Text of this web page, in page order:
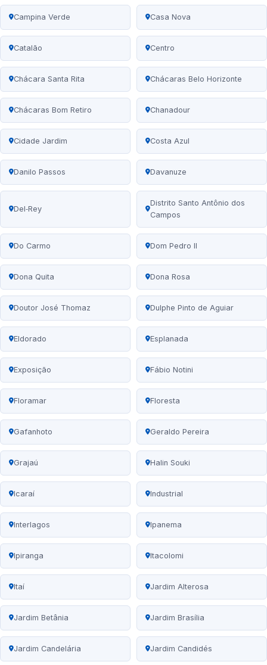
Campina Verde Casa Nova
Catalão Centro
Chácara Santa Rita Chácaras Belo Horizonte
Chácaras Bom Retiro Chanadour
Cidade Jardim Costa Azul
Danilo Passos Davanuze
Del‑Rey
Distrito Santo Antônio dos
Campos
Do Carmo Dom Pedro II
Dona Quita Dona Rosa
Doutor José Thomaz Dulphe Pinto de Aguiar
Eldorado Esplanada
Exposição Fábio Notini
Floramar Floresta
Gafanhoto Geraldo Pereira
Grajaú Halin Souki
Icaraí Industrial
Interlagos Ipanema
Ipiranga Itacolomi
Itaí Jardim Alterosa
Jardim Betânia Jardim Brasília
Jardim Candelária Jardim Candidés